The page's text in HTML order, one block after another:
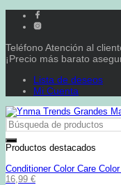
Teléfono Atención al
¡Precio más barato
Lista de deseos
Mi Cuenta
Productos destacados
Conditioner Color Care
16,99 €